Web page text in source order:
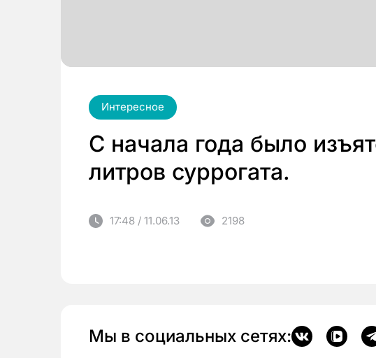
Интересное
С начала года было
литров суррогата.
17:48 / 11.06.13 2198
Мы в социальных сетях: